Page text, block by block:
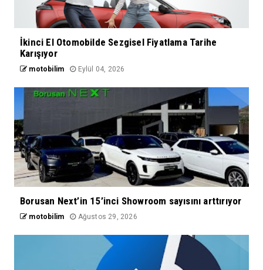
İkinci El Otomobilde Sezgisel Fiyatlama Tarihe
Karışıyor
motobilim Eylül 04, 2026
Borusan Next’in 15’inci Showroom sayısını arttırıyor
motobilim Ağustos 29, 2026